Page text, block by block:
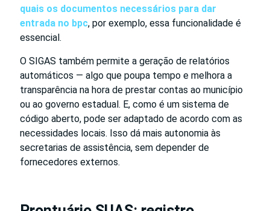
quais os documentos necessários para dar
entrada no bpc, por exemplo, essa funcionalidade é
essencial.
O SIGAS também permite a geração de relatórios
automáticos — algo que poupa tempo e melhora a
transparência na hora de prestar contas ao município
ou ao governo estadual. E, como é um sistema de
código aberto, pode ser adaptado de acordo com as
necessidades locais. Isso dá mais autonomia às
secretarias de assistência, sem depender de
fornecedores externos.